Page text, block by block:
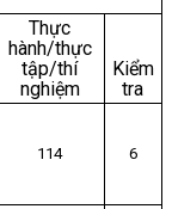
Thực
hành/thực
tập/thí
nghiệm
Kiểm
tra
114 6